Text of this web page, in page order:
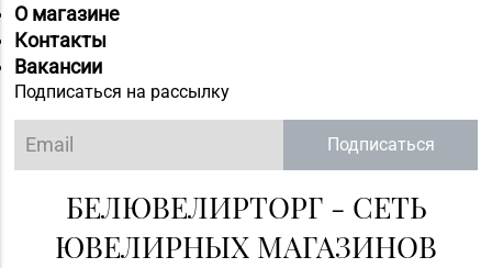
О магазине
Контакты
Вакансии
Подписаться на рассылку
Подписаться
БЕЛЮВЕЛИРТОРГ - СЕТЬ
ЮВЕЛИРНЫХ МАГАЗИНОВ